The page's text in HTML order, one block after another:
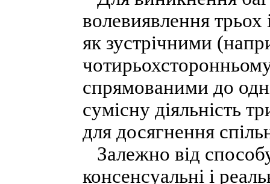
волевиявлення
як зустрічними
спрямованими до
сумісну діяльність
для досягнення
Залежно від
консенсуальні і